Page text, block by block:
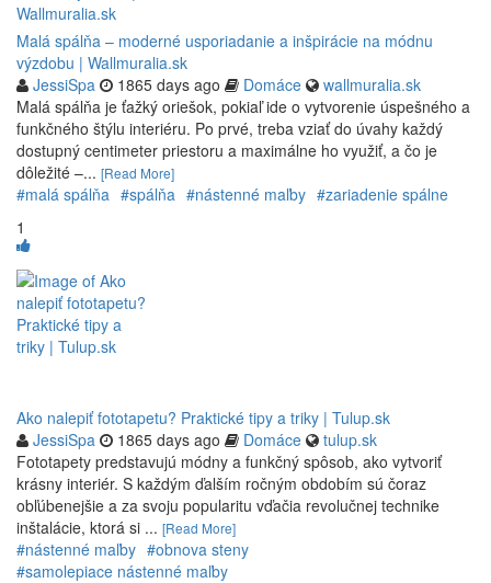
Malá spálňa – moderné usporiadanie a inšpirácie na módnu
výzdobu | Wallmuralia.sk
JessiSpa
1865 days ago Domáce
wallmuralia.sk
Malá spálňa je ťažký oriešok, pokiaľ ide o vytvorenie úspešného a
funkčného štýlu interiéru. Po prvé, treba vziať do úvahy každý
dostupný centimeter priestoru a maximálne ho využiť, a čo je
dôležité –... [Read More]
#malá spálňa #spálňa #nástenné maľby #zariadenie spálne
1
Ako nalepiť fototapetu? Praktické tipy a triky | Tulup.sk
JessiSpa
1865 days ago Domáce
tulup.sk
Fototapety predstavujú módny a funkčný spôsob, ako vytvoriť
krásny interiér. S každým ďalším ročným obdobím sú čoraz
obľúbenejšie a za svoju popularitu vďačia revolučnej technike
inštalácie, ktorá si ... [Read More]
#nástenné maľby #obnova steny
#samolepiace nástenné maľby